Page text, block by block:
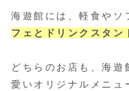
海遊館には、軽食やソ
フェ と ドリンクスタン
どちらのお店も、海遊
愛いオリジナルメニュ